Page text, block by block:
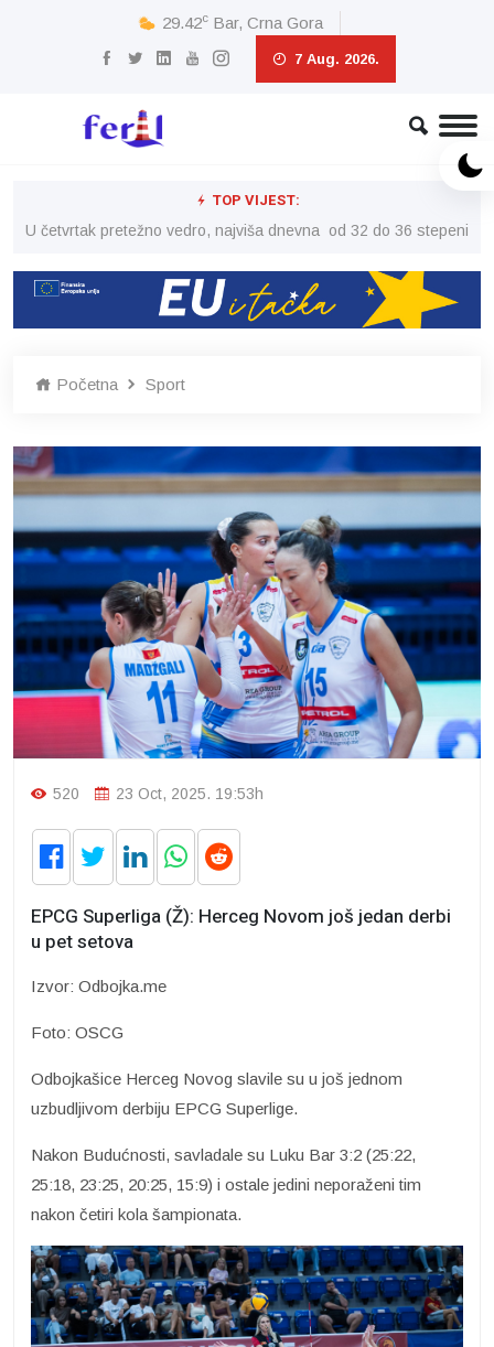
29.42c Bar, Crna Gora
7 Aug. 2026.
TOP VIJEST:
U četvrtak pretežno vedro, najviša dnevna od 32 do 36 stepeni
Početna Sport
520 23 Oct, 2025. 19:53h
EPCG Superliga (Ž): Herceg Novom još jedan derbi
u pet setova
Izvor: Odbojka.me
Foto: OSCG
Odbojkašice Herceg Novog slavile su u još jednom
uzbudljivom derbiju EPCG Superlige.
Nakon Budućnosti, savladale su Luku Bar 3:2 (25:22,
25:18, 23:25, 20:25, 15:9) i ostale jedini neporaženi tim
nakon četiri kola šampionata.